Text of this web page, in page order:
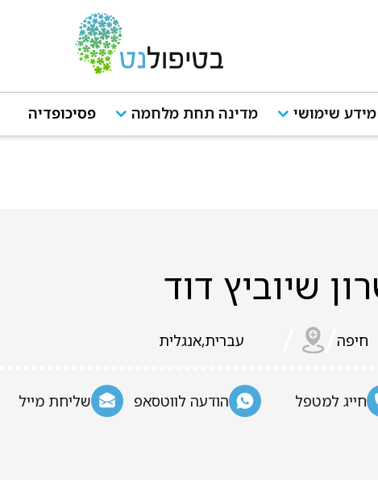
מידע שימושי מדינה תחת מלחמה פסיכופדיה
שיוביץ דוד
חיפה עברית,אנגלית
חייג למטפל הודעה לווטסאפ שליחת מייל